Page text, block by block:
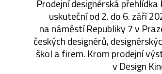
Prodejní designérská
uskuteční od 2. do 6. září
na náměstí Republiky 7 v
českých designérů,
škol a firem. Krom prodejní
v Design